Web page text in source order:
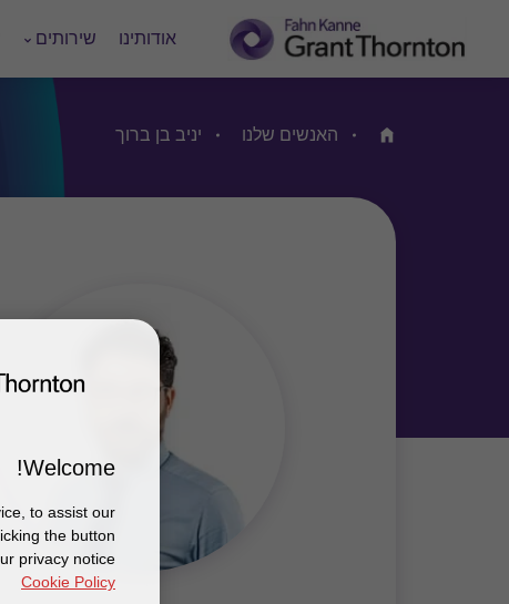
אודותינו שירותים
Home האנשים שלנו יניב בן ברוך
Welcome!
to assist our
the button
privacy notice
Cookie Policy